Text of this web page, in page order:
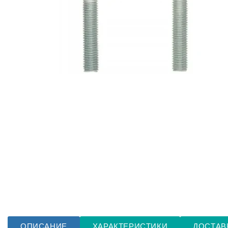
ОПИСАНИЕ ХАРАКТЕРИСТИКИ